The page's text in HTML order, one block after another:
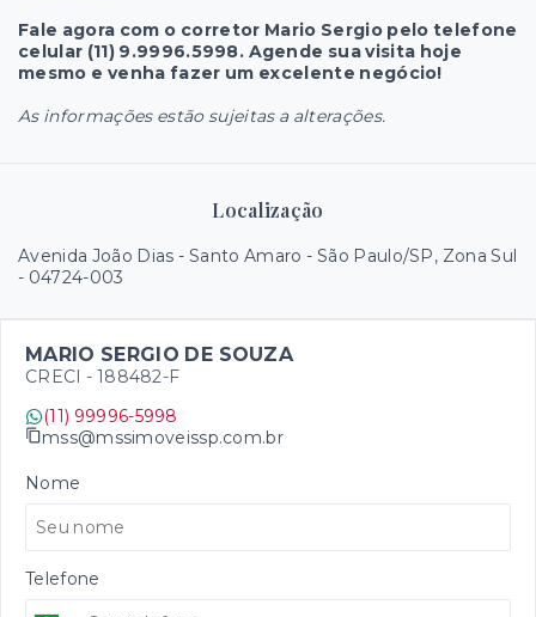
Fale agora com o corretor Mario Sergio pelo telefone
celular (11) 9.9996.5998. Agende sua visita hoje
mesmo e venha fazer um excelente negócio!
As informações estão sujeitas a alterações.
Localização
Avenida João Dias - Santo Amaro - São Paulo/SP, Zona Sul
- 04724-003
MARIO SERGIO DE SOUZA
CRECI - 188482-F
(11) 99996-5998
mss@mssimoveissp.com.br
Nome
Telefone